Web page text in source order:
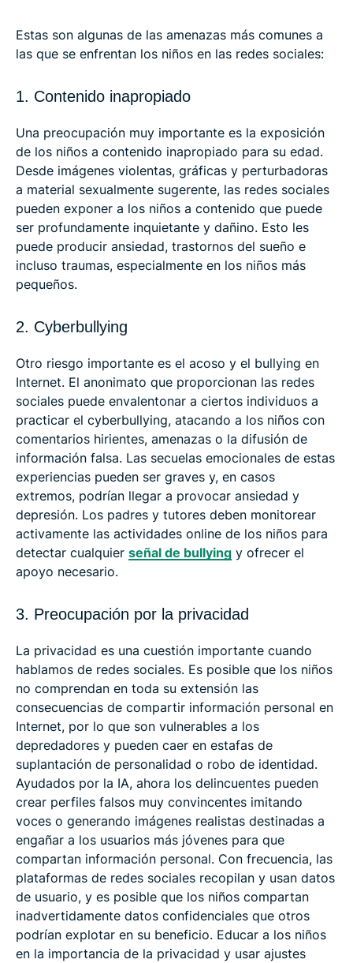
Estas son algunas de las amenazas más comunes a
las que se enfrentan los niños en las redes sociales:
1. Contenido inapropiado
Una preocupación muy importante es la exposición
de los niños a contenido inapropiado para su edad.
Desde imágenes violentas, gráficas y perturbadoras
a material sexualmente sugerente, las redes sociales
pueden exponer a los niños a contenido que puede
ser profundamente inquietante y dañino. Esto les
puede producir ansiedad, trastornos del sueño e
incluso traumas, especialmente en los niños más
pequeños.
2. Cyberbullying
Otro riesgo importante es el acoso y el bullying en
Internet. El anonimato que proporcionan las redes
sociales puede envalentonar a ciertos individuos a
practicar el cyberbullying, atacando a los niños con
comentarios hirientes, amenazas o la difusión de
información falsa. Las secuelas emocionales de estas
experiencias pueden ser graves y, en casos
extremos, podrían llegar a provocar ansiedad y
depresión. Los padres y tutores deben monitorear
activamente las actividades online de los niños para
detectar cualquier señal de bullying y ofrecer el
apoyo necesario.
3. Preocupación por la privacidad
La privacidad es una cuestión importante cuando
hablamos de redes sociales. Es posible que los niños
no comprendan en toda su extensión las
consecuencias de compartir información personal en
Internet, por lo que son vulnerables a los
depredadores y pueden caer en estafas de
suplantación de personalidad o robo de identidad.
Ayudados por la IA, ahora los delincuentes pueden
crear perfiles falsos muy convincentes imitando
voces o generando imágenes realistas destinadas a
engañar a los usuarios más jóvenes para que
compartan información personal. Con frecuencia, las
plataformas de redes sociales recopilan y usan datos
de usuario, y es posible que los niños compartan
inadvertidamente datos confidenciales que otros
podrían explotar en su beneficio. Educar a los niños
en la importancia de la privacidad y usar ajustes